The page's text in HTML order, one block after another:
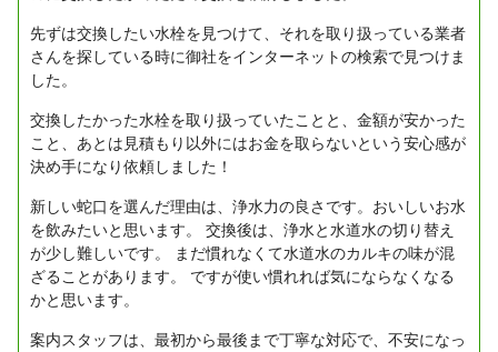
先ずは交換したい水栓を見つけて、それを取り扱っている業者
さんを探している時に御社をインターネットの検索で見つけま
した。
交換したかった水栓を取り扱っていたことと、金額が安かった
こと、あとは見積もり以外にはお金を取らないという安心感が
決め手になり依頼しました！
新しい蛇口を選んだ理由は、浄水力の良さです。おいしいお水
を飲みたいと思います。
交換後は、浄水と水道水の切り替え
が少し難しいです。
まだ慣れなくて水道水のカルキの味が混
ざることがあります。
ですが使い慣れれば気にならなくなる
かと思います。
案内スタッフは、最初から最後まで丁寧な対応で、不安になっ